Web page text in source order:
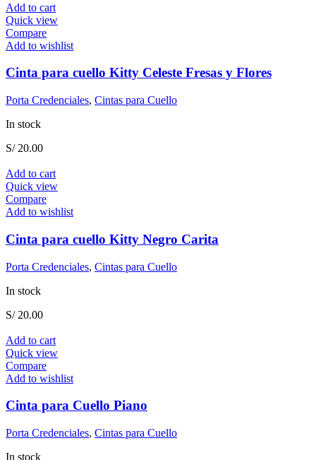
Add to cart
Quick view
Compare
Add to wishlist
Cinta para cuello Kitty Celeste Fresas y Flores
Porta Credenciales, Cintas para Cuello
In stock
S/20.00
Add to cart
Quick view
Compare
Add to wishlist
Cinta para cuello Kitty Negro Carita
Porta Credenciales, Cintas para Cuello
In stock
S/20.00
Add to cart
Quick view
Compare
Add to wishlist
Cinta para Cuello Piano
Porta Credenciales, Cintas para Cuello
In stock